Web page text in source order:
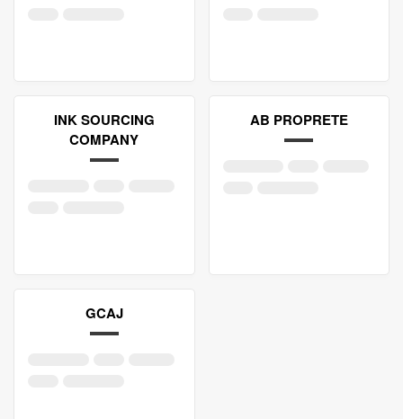
INK SOURCING
COMPANY
AB PROPRETE
GCAJ